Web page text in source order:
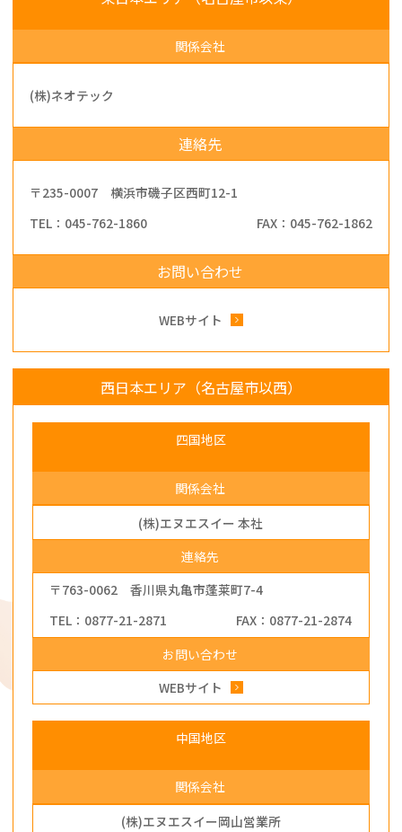
関係会社
(株)ネオテック
連絡先
〒235-0007 横浜市磯子区西町12-1
TEL：045-762-1860
FAX：045-762-1862
お問い合わせ
WEBサイト
西日本エリア（名古屋市以西）
四国地区
関係会社
(株)エヌエスイー 本社
連絡先
〒763-0062 香川県丸亀市蓬莱町7-4
TEL：0877-21-2871
FAX：0877-21-2874
お問い合わせ
WEBサイト
中国地区
関係会社
(株)エヌエスイー岡山営業所